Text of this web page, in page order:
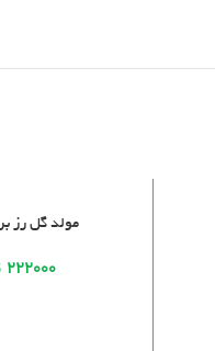
افزودن به سبد خرید
مولد گل رز
۲۲۲۰۰۰